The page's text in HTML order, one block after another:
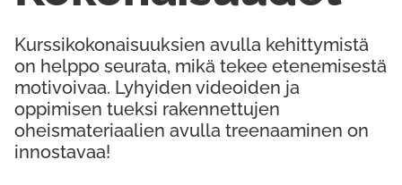
Kurssikokonaisuuksien avulla kehittymistä
on helppo seurata, mikä tekee etenemisestä
motivoivaa. Lyhyiden videoiden ja
oppimisen tueksi rakennettujen
oheismateriaalien avulla treenaaminen on
innostavaa!